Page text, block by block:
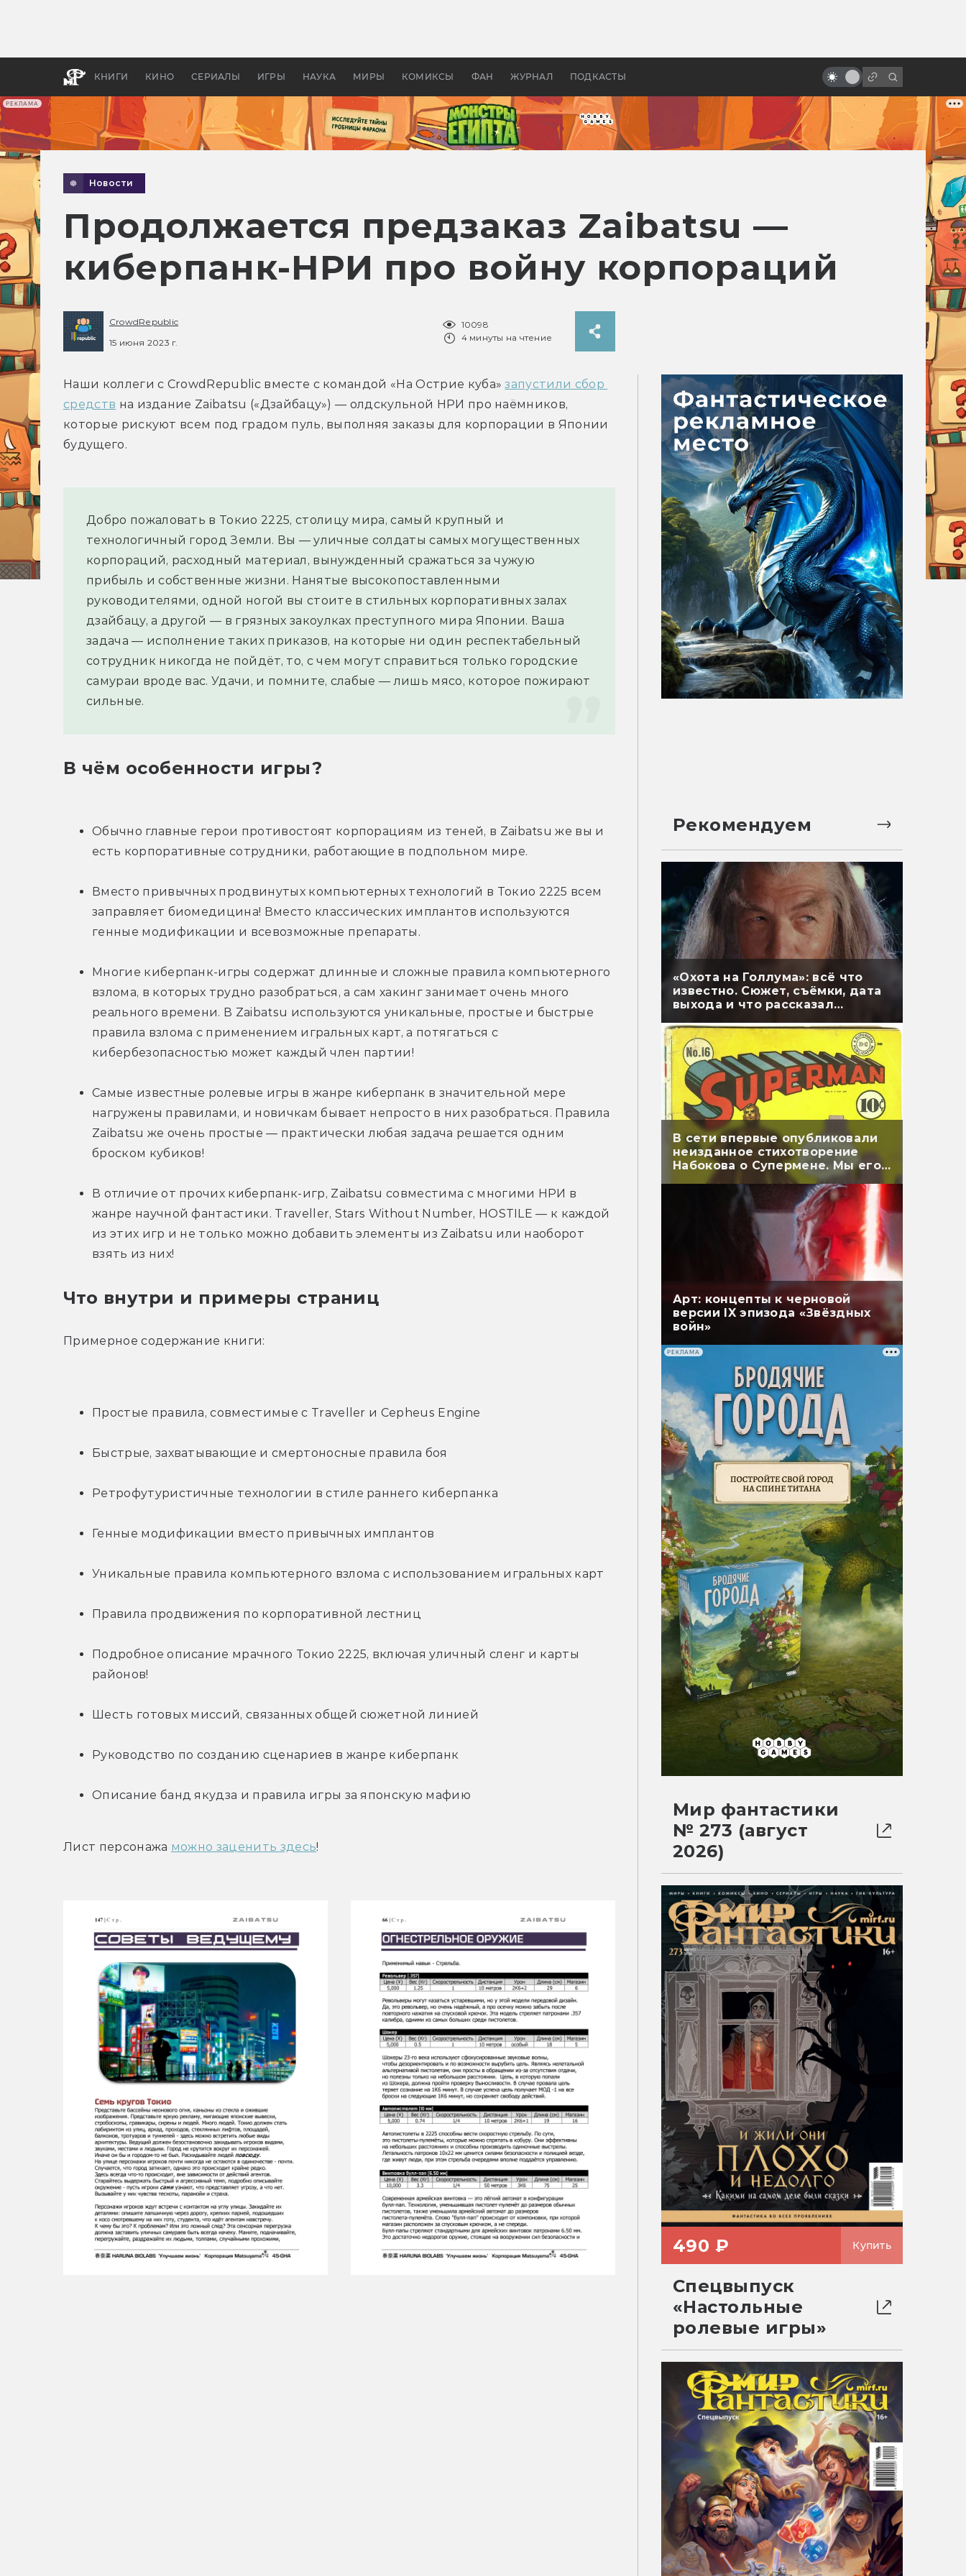
РЕКЛАМА
КНИГИ КИНО СЕРИАЛЫ ИГРЫ НАУКА МИРЫ КОМИКСЫ ФАН ЖУРНАЛ ПОДКАСТЫ
апокалипсис, в России —
бы «Властелина колец»
аниме
Новости
Продолжается предзаказ Zaibatsu —
киберпанк-НРИ про войну корпораций
CrowdRepublic
15 июня 2023 г.
10098
4 минуты на чтение
Наши коллеги с CrowdRepublic вместе с командой «На Острие куба» запустили сбор
средств на издание Zaibatsu («Дзайбацу») — олдскульной НРИ про наёмников,
которые рискуют всем под градом пуль, выполняя заказы для корпорации в Японии
будущего.
Добро пожаловать в Токио 2225, столицу мира, самый крупный и
технологичный город Земли. Вы — уличные солдаты самых могущественных
корпораций, расходный материал, вынужденный сражаться за чужую
прибыль и собственные жизни. Нанятые высокопоставленными
руководителями, одной ногой вы стоите в стильных корпоративных залах
дзайбацу, а другой — в грязных закоулках преступного мира Японии. Ваша
задача — исполнение таких приказов, на которые ни один респектабельный
сотрудник никогда не пойдёт, то, с чем могут справиться только городские
самураи вроде вас. Удачи, и помните, слабые — лишь мясо, которое пожирают
сильные.
В чём особенности игры?
Обычно главные герои противостоят корпорациям из теней, в Zaibatsu же вы и
есть корпоративные сотрудники, работающие в подпольном мире.
Вместо привычных продвинутых компьютерных технологий в Токио 2225 всем
заправляет биомедицина! Вместо классических имплантов используются
генные модификации и всевозможные препараты.
Многие киберпанк-игры содержат длинные и сложные правила компьютерного
взлома, в которых трудно разобраться, а сам хакинг занимает очень много
реального времени. В Zaibatsu используются уникальные, простые и быстрые
правила взлома с применением игральных карт, а потягаться с
кибербезопасностью может каждый член партии!
Самые известные ролевые игры в жанре киберпанк в значительной мере
нагружены правилами, и новичкам бывает непросто в них разобраться. Правила
Zaibatsu же очень простые — практически любая задача решается одним
броском кубиков!
В отличие от прочих киберпанк-игр, Zaibatsu совместима с многими НРИ в
жанре научной фантастики. Traveller, Stars Without Number, HOSTILE — к каждой
из этих игр и не только можно добавить элементы из Zaibatsu или наоборот
взять из них!
Что внутри и примеры страниц
Примерное содержание книги:
Простые правила, совместимые с Traveller и Cepheus Engine
Быстрые, захватывающие и смертоносные правила боя
Ретрофутуристичные технологии в стиле раннего киберпанка
Генные модификации вместо привычных имплантов
Уникальные правила компьютерного взлома с использованием игральных карт
Правила продвижения по корпоративной лестниц
Подробное описание мрачного Токио 2225, включая уличный сленг и карты
районов!
Шесть готовых миссий, связанных общей сюжетной линией
Руководство по созданию сценариев в жанре киберпанк
Описание банд якудза и правила игры за японскую мафию
Лист персонажа можно заценить здесь!
Рекомендуем
«Охота на Голлума»: всё что
известно. Сюжет, съёмки, дата
выхода и что рассказал
В сети впервые опубликовали
неизданное стихотворение
Набокова о Супермене. Мы его
перевели
Арт: концепты к черновой
версии IX эпизода «Звёздных
войн»
РЕКЛАМА
Мир фантастики
№ 273 (август
2026)
490 ₽ Купить
Спецвыпуск
«Настольные
ролевые игры»